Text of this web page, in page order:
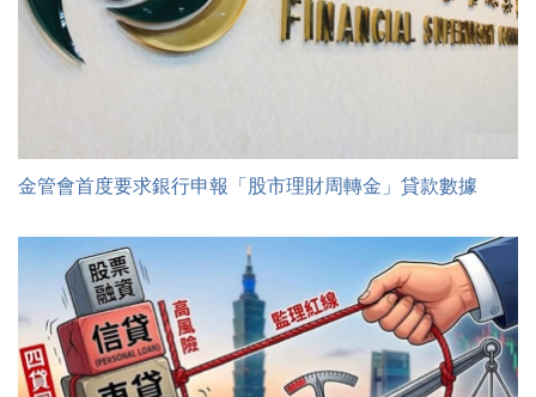
金管會首度要求銀行申報「股市理財周轉金」貸款數據